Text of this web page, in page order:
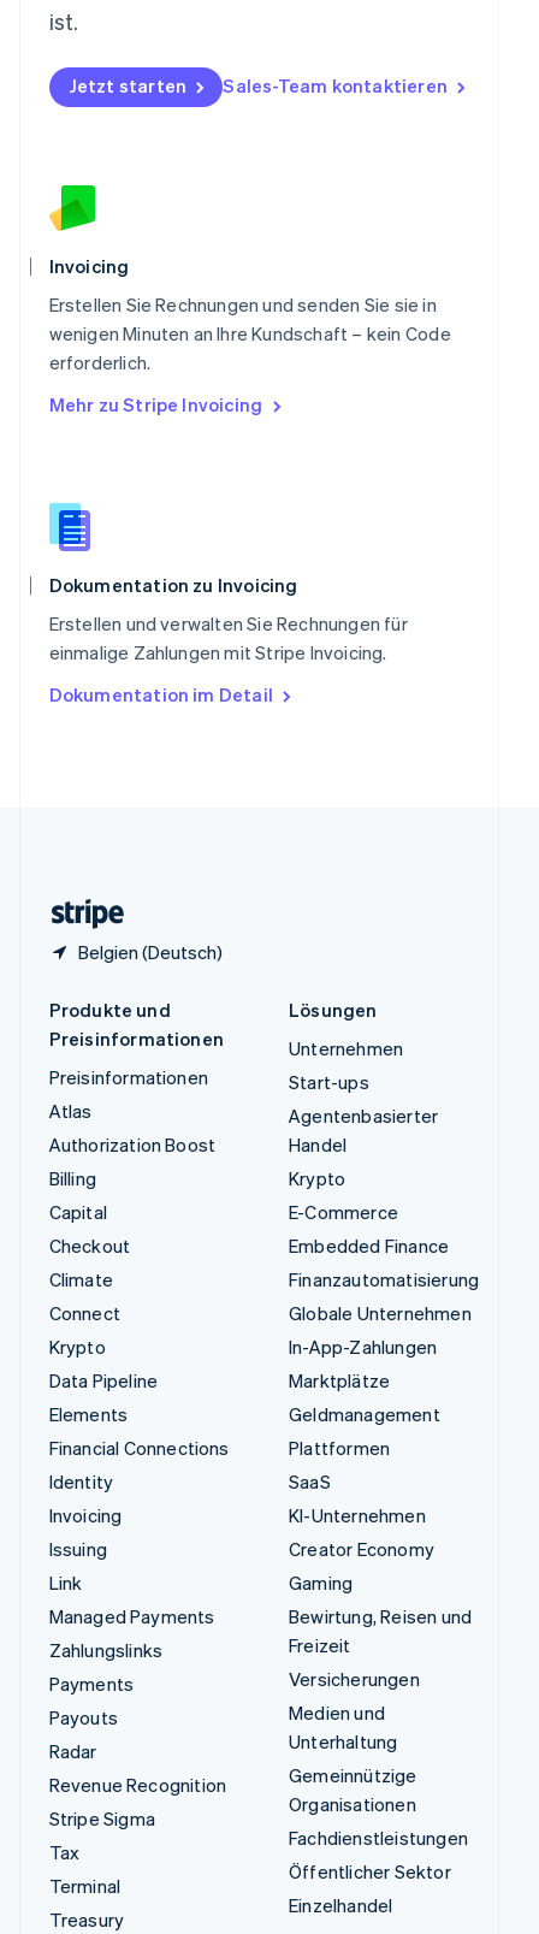
ist.
Jetzt starten Sales-Team kontaktieren
Invoicing
Erstellen Sie Rechnungen und senden Sie sie in
wenigen Minuten an Ihre Kundschaft – kein Code
erforderlich.
Mehr zu Stripe Invoicing
Dokumentation zu Invoicing
Erstellen und verwalten Sie Rechnungen für
einmalige Zahlungen mit Stripe Invoicing.
Dokumentation im Detail
Belgien (Deutsch)
Polen
English
Portugal
English
Schweden
Svenska
Schweiz
Deutsch
Singapur
English简体中文
Slowakei
English
Slowenien
English
Spanien
Español
Thailand
Tschechische Republik
English
English
Produkte und
Preisinformationen
Preisinformationen
Atlas
Authorization Boost
Billing
Capital
Checkout
Climate
Connect
Krypto
Data Pipeline
Elements
Financial Connections
Identity
Invoicing
Issuing
Link
Managed Payments
Zahlungslinks
Payments
Payouts
Radar
Revenue Recognition
Stripe Sigma
Tax
Terminal
Treasury
Lösungen
Unternehmen
Start-ups
Agentenbasierter
Handel
Krypto
E-Commerce
Embedded Finance
Finanzautomatisierung
Globale Unternehmen
In-App-Zahlungen
Marktplätze
Geldmanagement
Plattformen
SaaS
KI-Unternehmen
Creator Economy
Gaming
Bewirtung, Reisen und
Freizeit
Versicherungen
Medien und
Unterhaltung
Gemeinnützige
Organisationen
Fachdienstleistungen
Öffentlicher Sektor
Einzelhandel